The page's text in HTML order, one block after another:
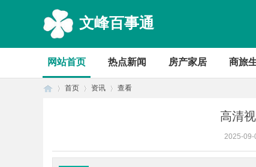
文峰百事通
网站首页 热点新闻 房产家居 商旅
首页 资讯 查看
高清
2025-09-